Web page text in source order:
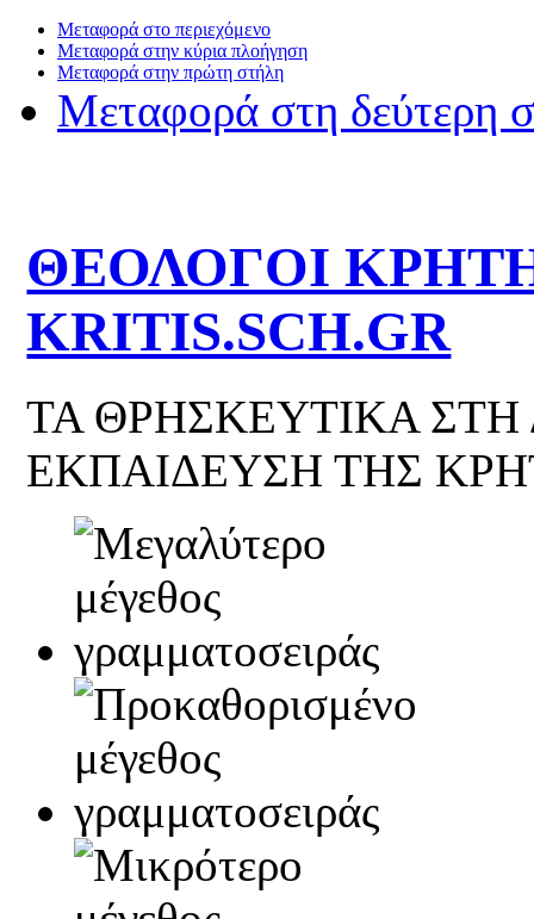
Μεταφορά στο περιεχόμενο
Μεταφορά στην κύρια πλοήγηση
Μεταφορά στην πρώτη στήλη
Μεταφορά στη δεύτερη
ΘΕΟΛΟΓΟΙ
KRITIS.SCH.GR
ΤΑ ΘΡΗΣΚΕΥΤΙΚΑ
ΕΚΠΑΙΔΕΥΣΗ ΤΗΣ